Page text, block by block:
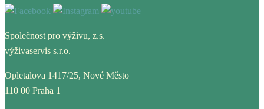
Společnost pro výživu, z.s.
výživaservis s.r.o.
Opletalova 1417/25, Nové Město
110 00 Praha 1